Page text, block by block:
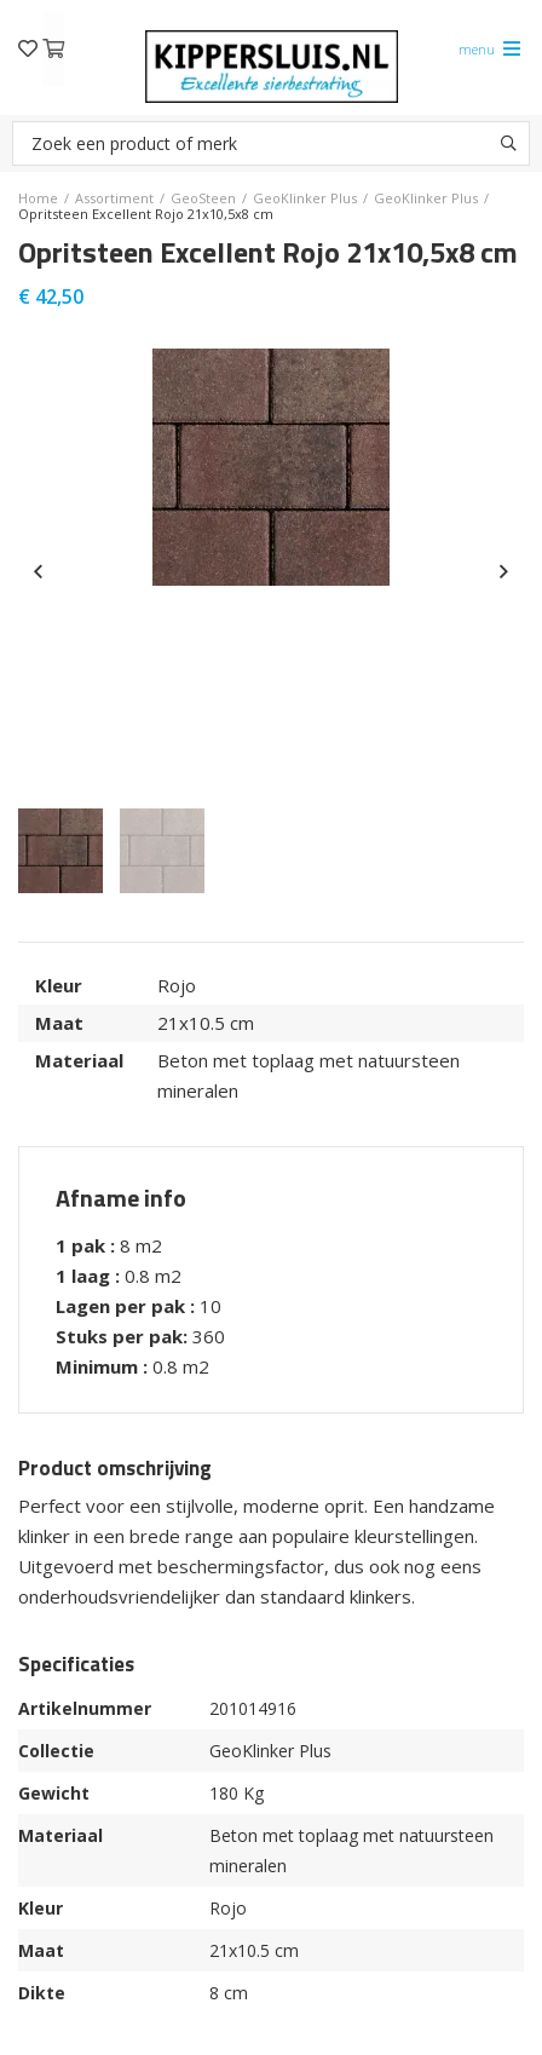
menu
Home / Assortiment / GeoSteen / GeoKlinker Plus / GeoKlinker Plus /
Opritsteen Excellent Rojo 21x10,5x8 cm
Opritsteen Excellent Rojo 21x10,5x8 cm
€ 42,50
Kleur
Rojo
Maat
21x10.5 cm
Materiaal
Beton met toplaag met natuursteen
mineralen
Afname info
1 pak : 8 m2
1 laag : 0.8 m2
Lagen per pak : 10
Stuks per pak: 360
Minimum : 0.8 m2
Product omschrijving
Perfect voor een stijlvolle, moderne oprit. Een handzame
klinker in een brede range aan populaire kleurstellingen.
Uitgevoerd met beschermingsfactor, dus ook nog eens
onderhoudsvriendelijker dan standaard klinkers.
Specificaties
Artikelnummer
201014916
Collectie
GeoKlinker Plus
Gewicht
180 Kg
Materiaal
Beton met toplaag met natuursteen
mineralen
Kleur
Rojo
Maat
21x10.5 cm
Dikte
8 cm